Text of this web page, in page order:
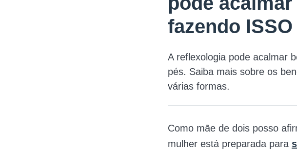
fazendo
A reflexologia pode acalmar
pés. Saiba mais sobre os
várias formas.
Como mãe de dois posso
mulher está preparada para